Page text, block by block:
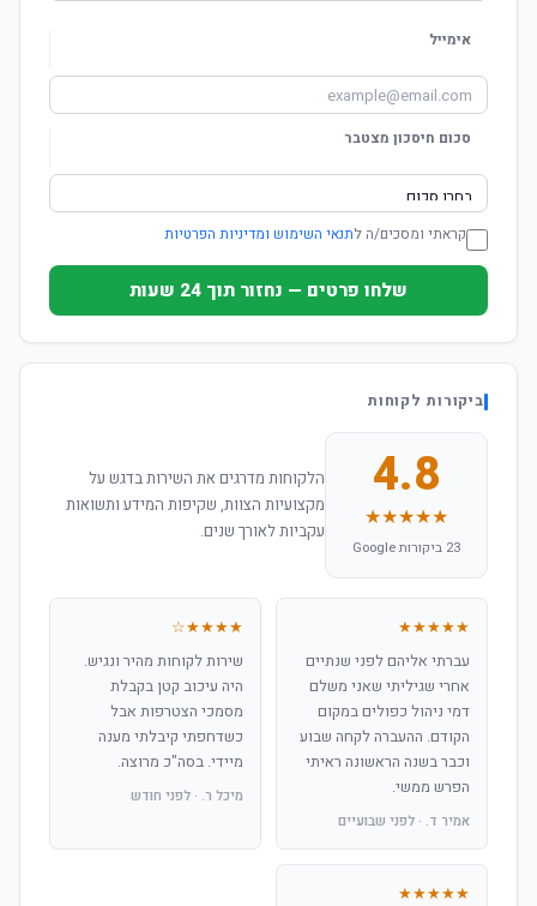
אימייל
סכום חיסכון מצטבר
קראתי ומסכים/ה לתנאי השימוש ומדיניות הפרטיות
שלחו פרטים — נחזור תוך 24 שעות
ביקורות לקוחות
4.8
★★★★★
23 ביקורות Google
הלקוחות מדרגים את השירות בדגש על
מקצועיות הצוות, שקיפות המידע ותשואות
עקביות לאורך שנים.
★★★★★
עברתי אליהם לפני שנתיים
אחרי שגיליתי שאני משלם
דמי ניהול כפולים במקום
הקודם. ההעברה לקחה שבוע
וכבר בשנה הראשונה ראיתי
הפרש ממשי.
אמיר ד. · לפני שבועיים
★★★★☆
שירות לקוחות מהיר ונגיש.
היה עיכוב קטן בקבלת
מסמכי הצטרפות אבל
כשדחפתי קיבלתי מענה
מיידי. בסה"כ מרוצה.
מיכל ר. · לפני חודש
★★★★★